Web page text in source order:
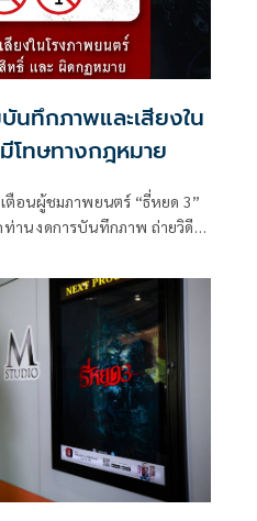
นทึกภาพและเสียงใน
โทษทางกฎหมาย
เตือนผู้ชมภาพยนตร์ “ธี่หยด 3”
าน งดการบันทึกภาพ ถ่ายวิดีโอ
ความผิดตามกฎหมาย